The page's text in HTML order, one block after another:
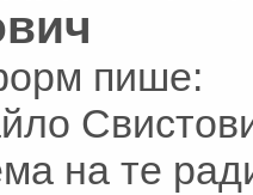
пише:
на те